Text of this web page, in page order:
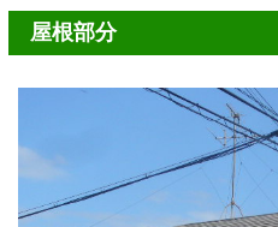
屋根部分